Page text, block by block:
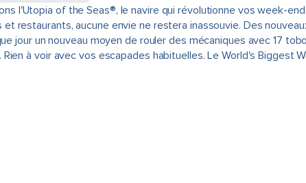
l'Utopia of the Seas®, le navire qui révolutionne vos week-
restaurants, aucune envie ne restera inassouvie. Des
jour un nouveau moyen de rouler des mécaniques avec 17
à voir avec vos escapades habituelles. Le World's Biggest